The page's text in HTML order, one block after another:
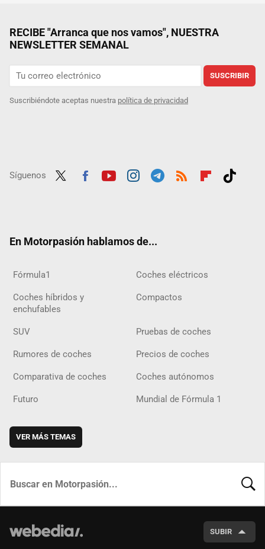
RECIBE "Arranca que nos vamos", NUESTRA
NEWSLETTER SEMANAL
SUSCRIBIR
Suscribiéndote aceptas nuestra política de privacidad
Síguenos
En Motorpasión hablamos de...
Fórmula1 Coches eléctricos
Coches híbridos y
enchufables
Compactos
SUV Pruebas de coches
Rumores de coches Precios de coches
Comparativa de coches Coches autónomos
Futuro Mundial de Fórmula 1
VER MÁS TEMAS
SUBIR